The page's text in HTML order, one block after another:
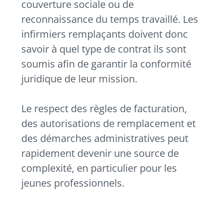
couverture sociale ou de
reconnaissance du temps travaillé. Les
infirmiers remplaçants doivent donc
savoir à quel type de contrat ils sont
soumis afin de garantir la conformité
juridique de leur mission.
Le respect des règles de facturation,
des autorisations de remplacement et
des démarches administratives peut
rapidement devenir une source de
complexité, en particulier pour les
jeunes professionnels.